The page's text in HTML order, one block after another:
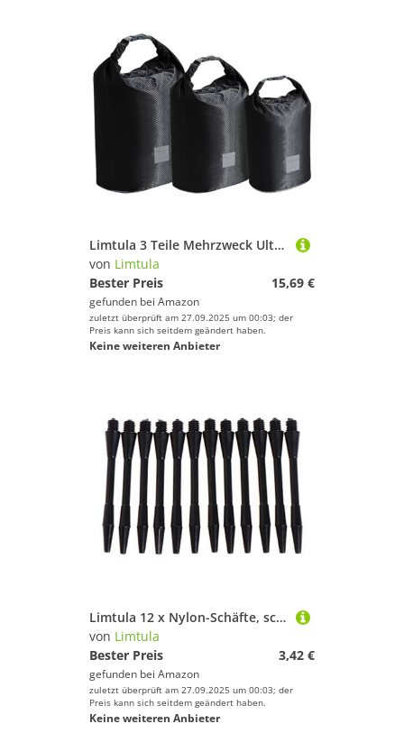
Limtula 3 Teile Mehrzweck Ultralinder wasserdichte Trockenbeutel Für Campingwanderungen Und Tragbare Speicherlösung Wanderbeutel
von Limtula
Bester Preis
15,69 €
gefunden bei Amazon
zuletzt überprüft am 27.09.2025 um 00:03; der
Preis kann sich seitdem geändert haben.
Keine weiteren Anbieter
Limtula 12 x Nylon-Schäfte, schwarze Ecken, kurze Stiele, Gewindestange, Dartpfeile, Wurfpfeile
von Limtula
Bester Preis
3,42 €
gefunden bei Amazon
zuletzt überprüft am 27.09.2025 um 00:03; der
Preis kann sich seitdem geändert haben.
Keine weiteren Anbieter